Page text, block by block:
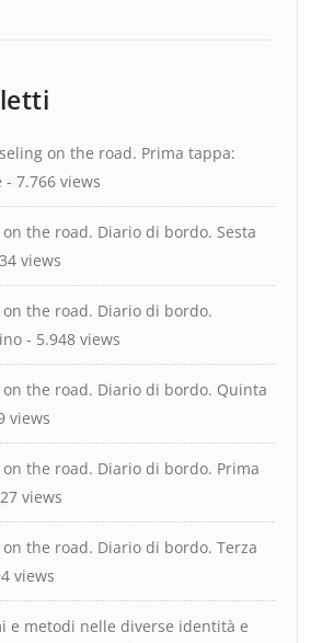
on the road. Prima tappa:
- 7.766 views
the road. Diario di bordo. Sesta
views
on the road. Diario di bordo.
- 5.948 views
on the road. Diario di bordo. Quinta
views
on the road. Diario di bordo. Prima
views
the road. Diario di bordo. Terza
views
e metodi nelle diverse identità e